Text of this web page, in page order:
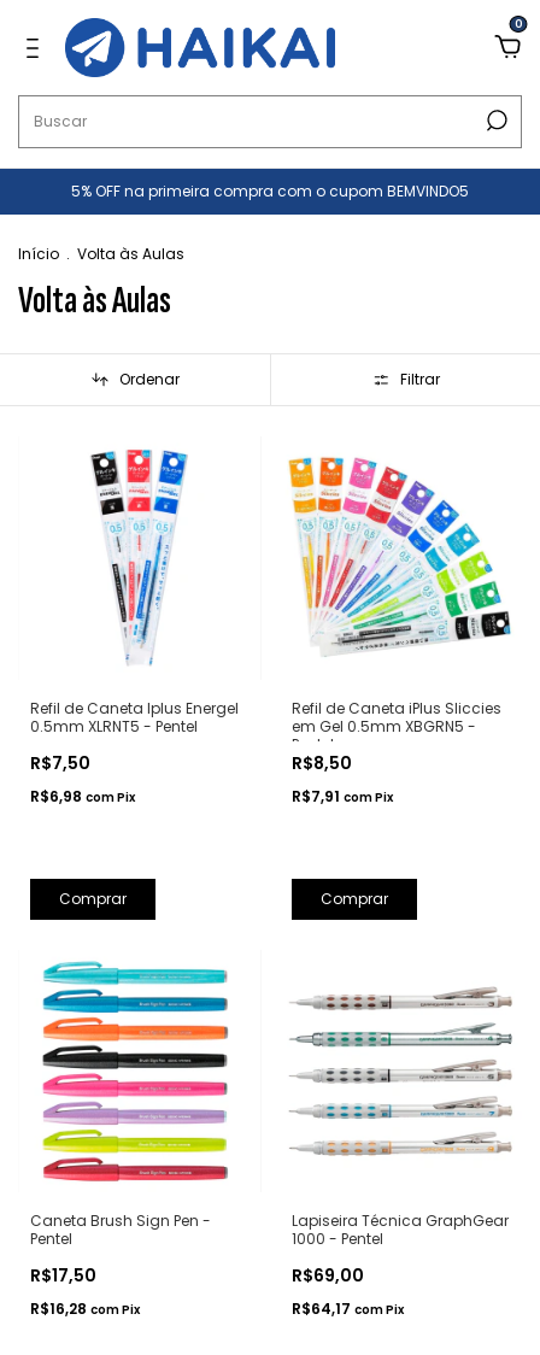
0
5% OFF na primeira compra com o cupom BEMVINDO5
Início . Volta às Aulas
Volta às Aulas
Ordenar Filtrar
Refil de Caneta Iplus Energel
0.5mm XLRNT5 - Pentel
R$7,50
R$6,98 comPix
Comprar
Refil de Caneta iPlus Sliccies
em Gel 0.5mm XBGRN5 -
Pentel
R$8,50
R$7,91 comPix
Comprar
Caneta Brush Sign Pen -
Pentel
R$17,50
R$16,28 comPix
Lapiseira Técnica GraphGear
1000 - Pentel
R$69,00
R$64,17 comPix